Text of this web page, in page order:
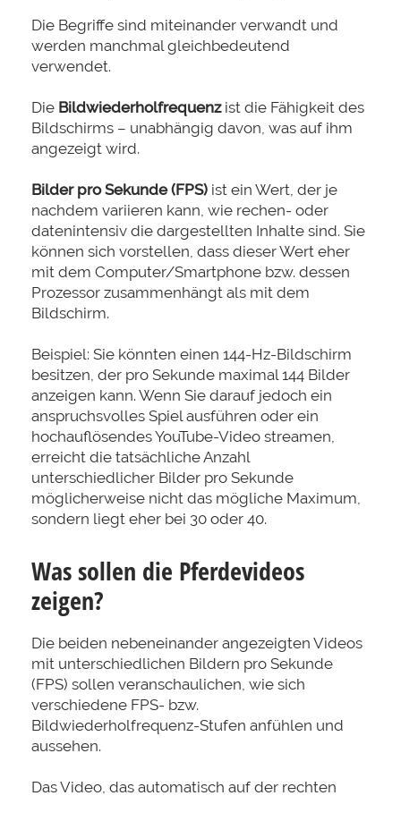
Die Begriffe sind miteinander verwandt und
werden manchmal gleichbedeutend
verwendet.
Die Bildwiederholfrequenzist die Fähigkeit des
Bildschirms – unabhängig davon, was auf ihm
angezeigt wird.
Bilder pro Sekunde (FPS) ist ein Wert, der je
nachdem variieren kann, wie rechen- oder
datenintensiv die dargestellten Inhalte sind. Sie
können sich vorstellen, dass dieser Wert eher
mit dem Computer/Smartphone bzw. dessen
Prozessor zusammenhängt als mit dem
Bildschirm.
Beispiel: Sie könnten einen 144-Hz-Bildschirm
besitzen, der pro Sekunde maximal 144 Bilder
anzeigen kann. Wenn Sie darauf jedoch ein
anspruchsvolles Spiel ausführen oder ein
hochauflösendes YouTube-Video streamen,
erreicht die tatsächliche Anzahl
unterschiedlicher Bilder pro Sekunde
möglicherweise nicht das mögliche Maximum,
sondern liegt eher bei 30 oder 40.
Was sollen die Pferdevideos
zeigen?
Die beiden nebeneinander angezeigten Videos
mit unterschiedlichen Bildern pro Sekunde
(FPS) sollen veranschaulichen, wie sich
verschiedene FPS- bzw.
Bildwiederholfrequenz-Stufen anfühlen und
aussehen.
Das Video, das automatisch auf der rechten